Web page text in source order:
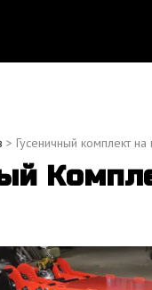
> Гусеничный комплект на